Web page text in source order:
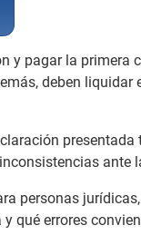
y pagar la primera
deben
presentada
ante
personas
qué errores